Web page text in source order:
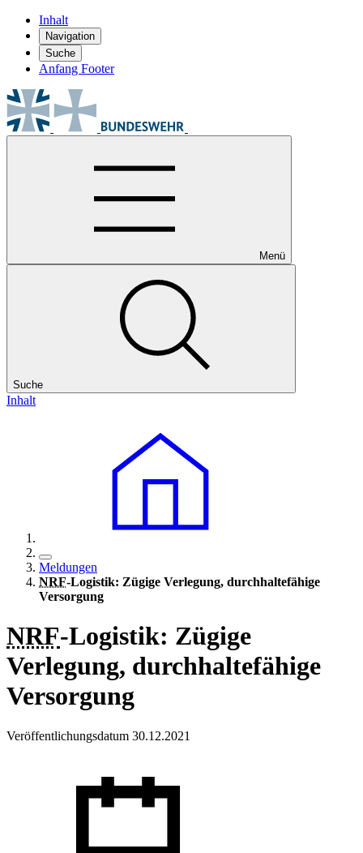
Inhalt
Navigation
Suche
Anfang Footer
Menü
Suche
Inhalt
Meldungen
NRF-Logistik: Zügige Verlegung, durchhaltefähige
Versorgung
NRF-Logistik: Zügige
Verlegung, durchhaltefähige
Versorgung
Veröffentlichungsdatum 30.12.2021